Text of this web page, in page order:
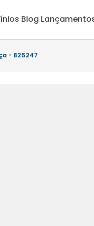
Blog
- 825247